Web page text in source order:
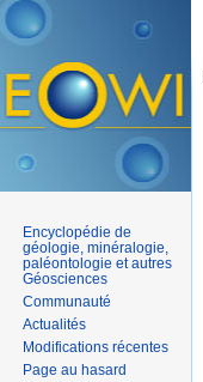
Encyclopédie de
géologie, minéralogie,
paléontologie et autres
Géosciences
Communauté
Actualités
Modifications récentes
Page au hasard